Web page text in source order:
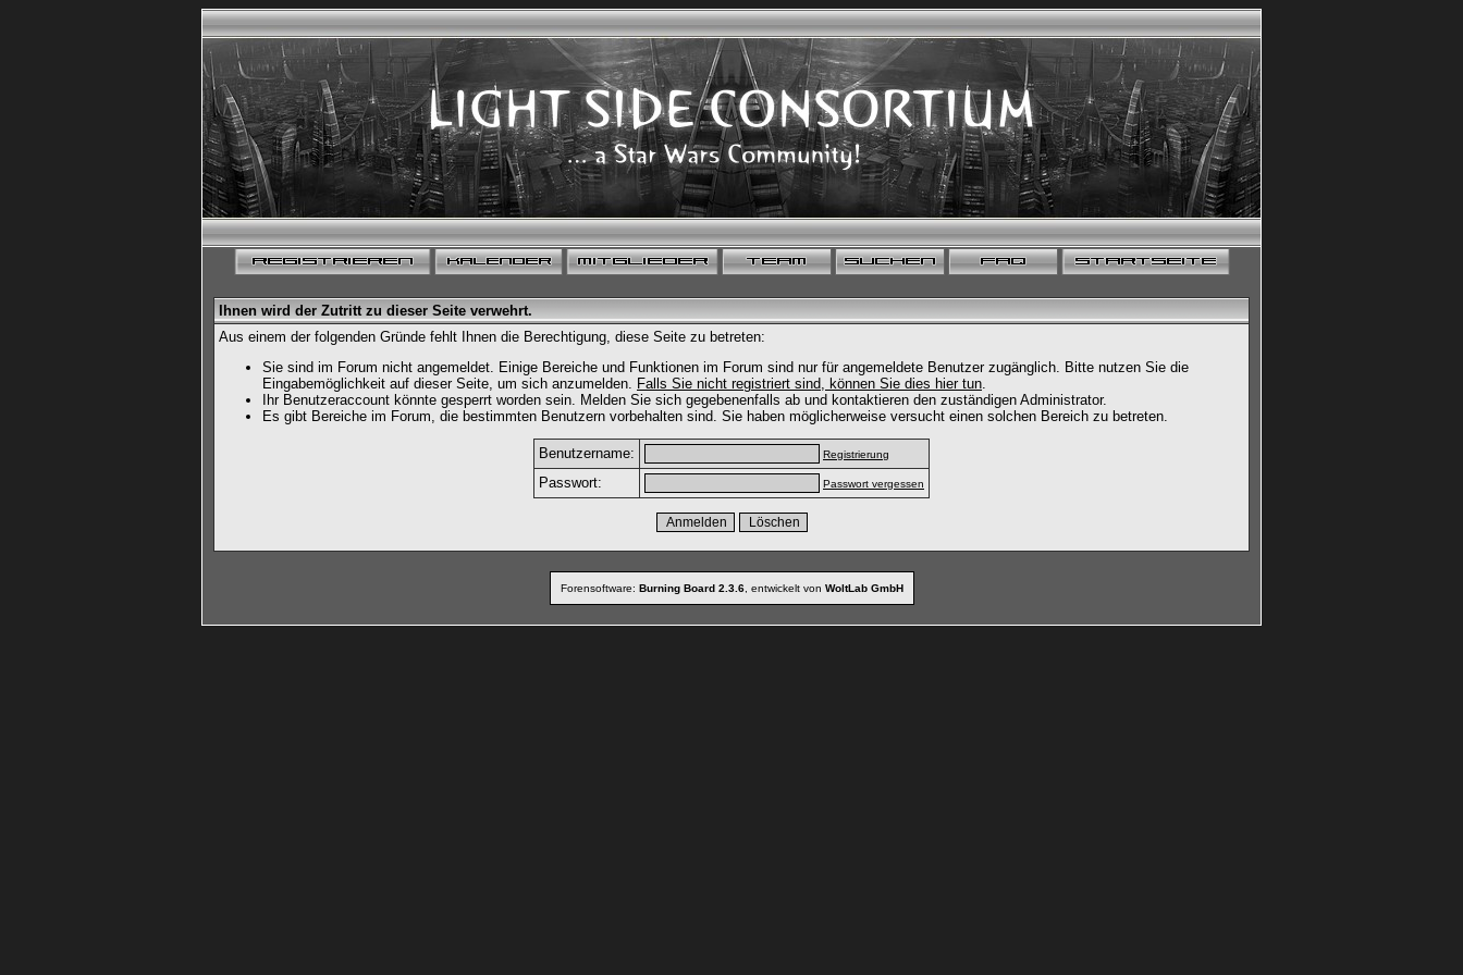
Ihnen wird der Zutritt zu dieser Seite verwehrt.
Aus einem der folgenden Gründe fehlt Ihnen die Berechtigung, diese Seite zu betreten:
Sie sind im Forum nicht angemeldet. Einige Bereiche und Funktionen im Forum sind nur für angemeldete Benutzer zugänglich. Bitte nutzen Sie die
Eingabemöglichkeit auf dieser Seite, um sich anzumelden. Falls Sie nicht registriert sind, können Sie dies hier tun.
Ihr Benutzeraccount könnte gesperrt worden sein. Melden Sie sich gegebenenfalls ab und kontaktieren den zuständigen Administrator.
Es gibt Bereiche im Forum, die bestimmten Benutzern vorbehalten sind. Sie haben möglicherweise versucht einen solchen Bereich zu betreten.
Benutzername: Registrierung
Passwort: Passwort vergessen
Forensoftware: Burning Board 2.3.6, entwickelt von WoltLab GmbH